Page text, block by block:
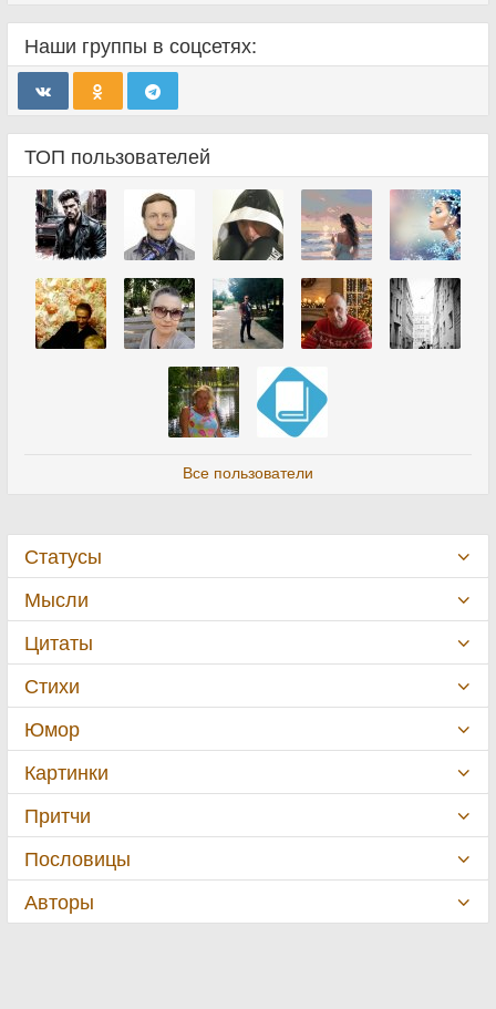
Наши группы в соцсетях:
ТОП пользователей
Все пользователи
Статусы
Мысли
Цитаты
Стихи
Юмор
Картинки
Притчи
Пословицы
Авторы